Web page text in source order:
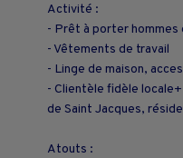
Activité :
- Prêt à porter hommes
- Vêtements de travail
- Linge de maison,
- Clientèle fidèle
de Saint Jacques,
Atouts :